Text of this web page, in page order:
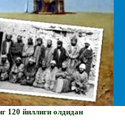
120 йиллиги олдидан